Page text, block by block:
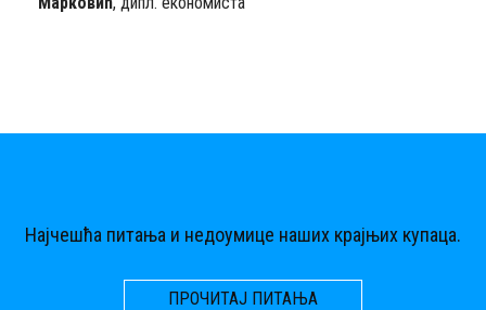
Најчешћа питања и недоумице наших крајњих купаца.
ПРОЧИТАЈ ПИТАЊА